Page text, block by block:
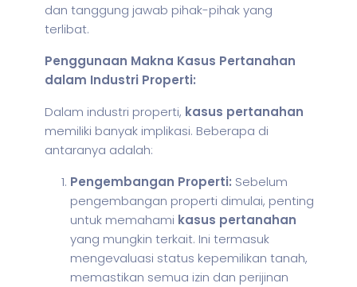
dan tanggung jawab pihak-pihak yang
terlibat.
Penggunaan Makna Kasus Pertanahan
dalam Industri Properti:
Dalam industri properti, kasus pertanahan
memiliki banyak implikasi. Beberapa di
antaranya adalah:
Pengembangan Properti: Sebelum
pengembangan properti dimulai, penting
untuk memahami kasus pertanahan
yang mungkin terkait. Ini termasuk
mengevaluasi status kepemilikan tanah,
memastikan semua izin dan perijinan